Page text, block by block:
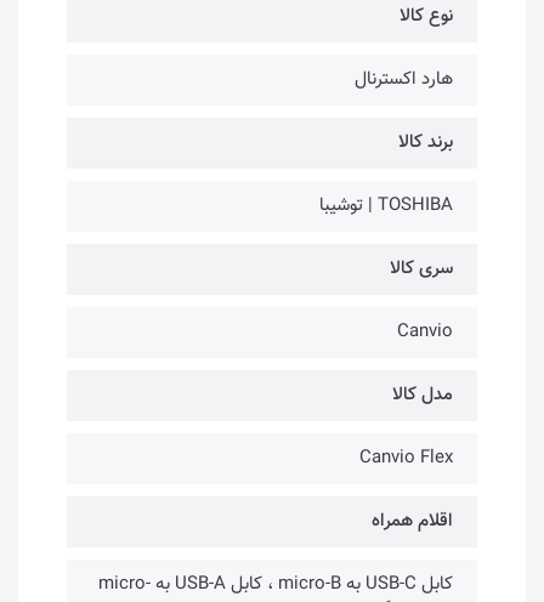
نوع کالا
هارد اکسترنال
برند کالا
TOSHIBA | توشیبا
سری کالا
Canvio
مدل کالا
Canvio Flex
اقلام همراه
کابل USB-C به micro-B ، کابل USB-A به micro-